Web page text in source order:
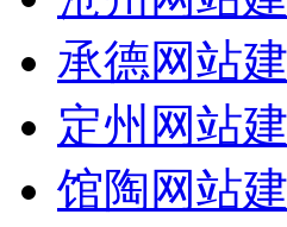
承德网站
定州网站
馆陶网站